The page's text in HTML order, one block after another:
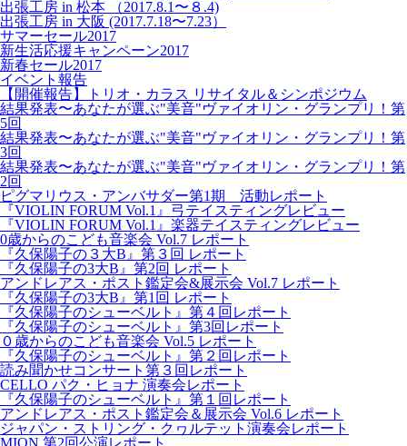
出張工房 in 松本 （2017.8.1〜８.4)
出張工房 in 大阪 (2017.7.18〜7.23）
サマーセール2017
新生活応援キャンペーン2017
新春セール2017
イベント報告
【開催報告】トリオ・カラス リサイタル＆シンポジウム
結果発表〜あなたが選ぶ"美音"ヴァイオリン・グランプリ！第
5回
結果発表〜あなたが選ぶ"美音"ヴァイオリン・グランプリ！第
3回
結果発表〜あなたが選ぶ"美音"ヴァイオリン・グランプリ！第
2回
ピグマリウス・アンバサダー第1期 活動レポート
『VIOLIN FORUM Vol.1』弓テイスティングレビュー
『VIOLIN FORUM Vol.1』楽器テイスティングレビュー
0歳からのこども音楽会 Vol.7 レポート
『久保陽子の３大B』第３回 レポート
『久保陽子の3大B』第2回 レポート
アンドレアス・ポスト鑑定会&展示会 Vol.7 レポート
『久保陽子の3大B』第1回 レポート
『久保陽子のシューベルト』第４回レポート
『久保陽子のシューベルト』第3回レポート
０歳からのこども音楽会 Vol.5 レポート
『久保陽子のシューベルト』第２回レポート
読み聞かせコンサート第３回レポート
CELLO パク・ヒョナ 演奏会レポート
『久保陽子のシューベルト』第１回レポート
アンドレアス・ポスト鑑定会＆展示会 Vol.6 レポート
ジャパン・ストリング・クヮルテット演奏会レポート
MION 第2回公演レポート